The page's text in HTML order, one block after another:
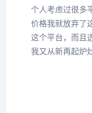
个人考虑过很多
价格我就放弃了
这个平台，而且
我又从新再起炉